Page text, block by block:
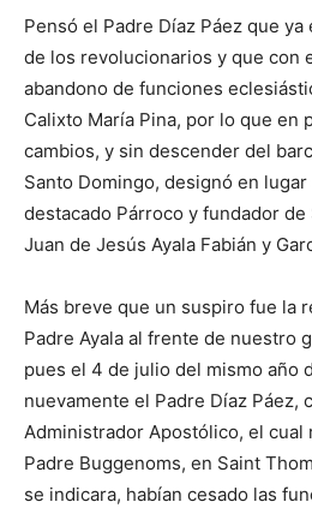
Pensó el Padre Díaz Páez que
de los revolucio­narios y que con
abandono de funciones
Calixto María Pina, por lo que en
cambios, y sin descender del
Santo Do­mingo, designó en lugar
destacado Pá­rroco y fundador
Juan de Jesús Ayala Fabián y
Más breve que un suspiro fue la
Padre Ayala al frente de nuestro
pues el 4 de julio del mismo año
nuevamente el Padre Díaz Páez,
Administrador Apostó­lico, el cual
Padre Buggenoms, en Saint
se indicara, habían cesado las